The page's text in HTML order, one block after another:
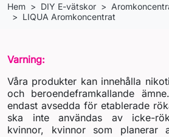
Hem DIY E-vätskor
LIQUA Aromkoncentrat
Varning:
Våra produkter kan innehålla
och beroendeframkallande
endast avsedda för etablerade
ska inte användas av icke-
kvinnor, kvinnor som